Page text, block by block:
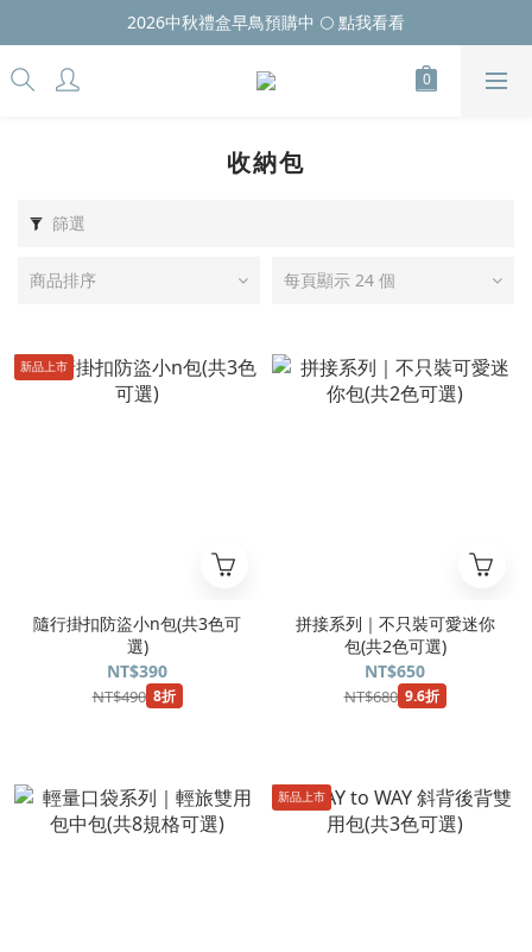
2026中秋禮盒早鳥預購中 🌕 點我看看
收納包
篩選
商品排序 每頁顯示 24 個
新品上市
隨行掛扣防盜小n包(共3色可
選)
NT$390
NT$490 8折
拼接系列｜不只裝可愛迷你
包(共2色可選)
NT$650
NT$680 9.6折
新品上市